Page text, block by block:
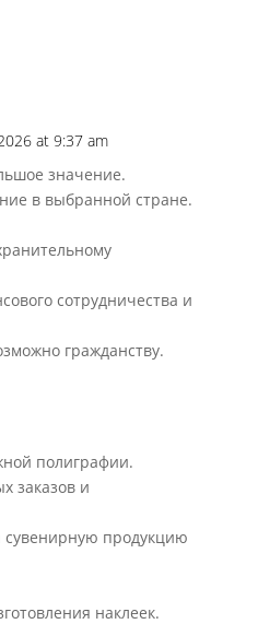
at 9:37 am
значение.
в выбранной стране.
сотрудничества и
гражданству.
полиграфии.
заказов и
сувенирную продукцию
наклеек.